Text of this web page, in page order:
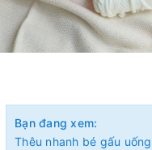
Bạn đang xem:
Thêu nhanh bé gấu